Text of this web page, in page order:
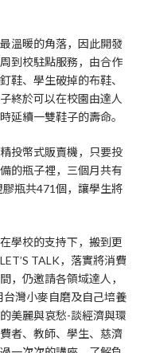
溫暖的角落，因此開發
到校駐點服務，由合作
鞋、學生破掉的布鞋、
終於可以在校園由達人
延續一雙鞋子的壽命。
投幣式販賣機，只要投
的瓶子裡，三個月共有
瓶共471個，讓學生將
學校的支持下，搬到更
TALK，落實將消費
，仍邀請各領域達人，
灣小麥自磨及自己培養
美麗與哀愁-談經濟與環
者、教師、學生、慈濟